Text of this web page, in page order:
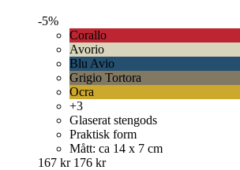
-5%
Corallo
Avorio
Blu Avio
Grigio Tortora
Ocra
+3
Glaserat stengods
Praktisk form
Mått: ca 14 x 7 cm
167 kr 176 kr